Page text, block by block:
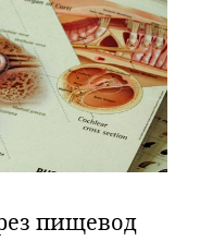
пищевод